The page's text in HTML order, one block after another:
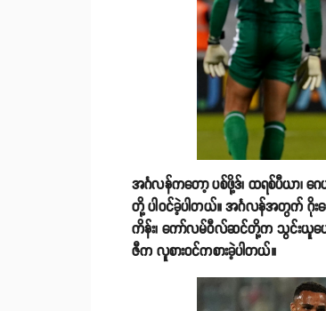
အင်္ဂလန်ကတော့ ပစ်ဖို့ဒ်၊ ထရစ်ပီယာ၊ ဂ
တို့ ပါဝင်ခဲ့ပါတယ်။ အင်္ဂလန်အတွက်
ကိန်း၊ ကော်လမ်ဝီလ်ဆင်တို့က သွင်းယူပေ
ဇီက လူစားဝင်ကစားခဲ့ပါတယ်။